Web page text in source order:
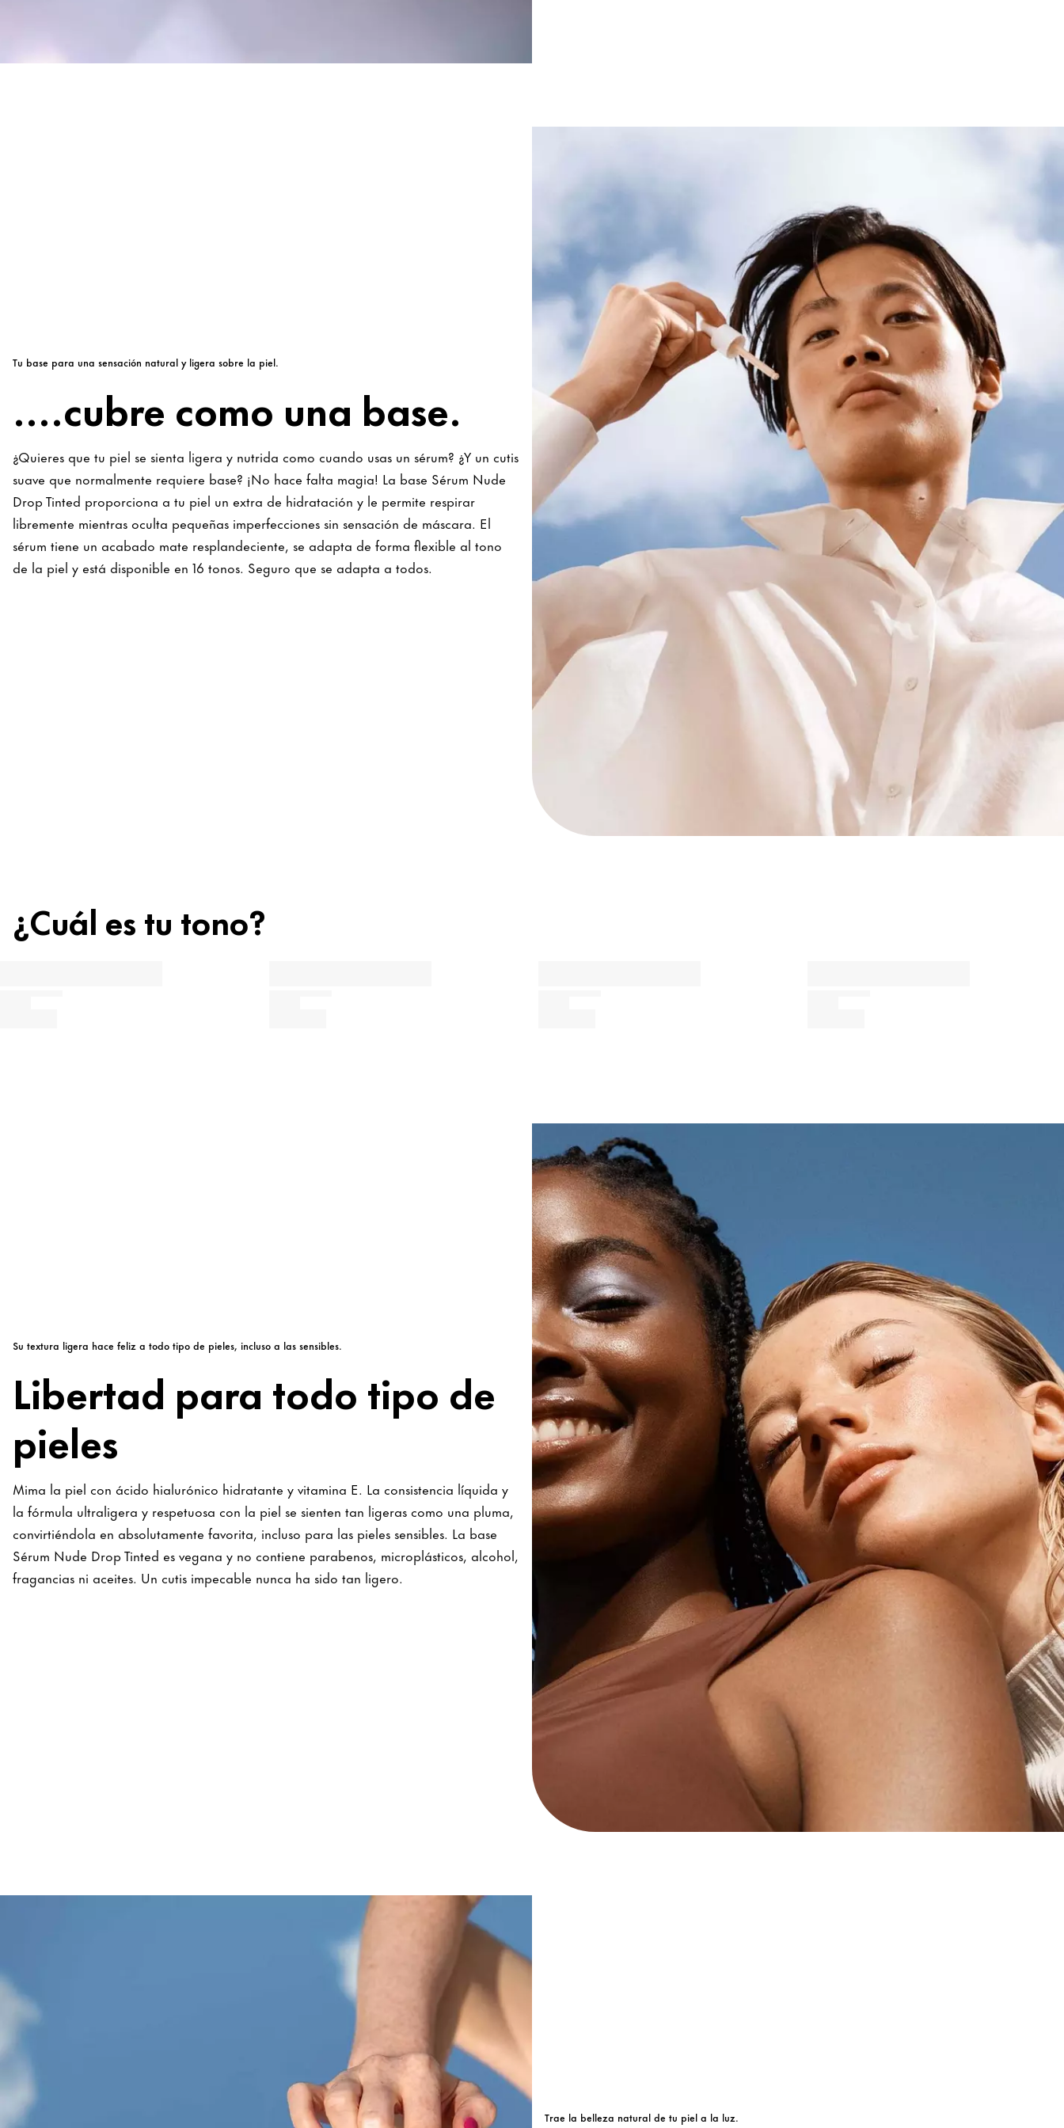
Tu base para una sensación natural y ligera sobre la piel.
....cubre como una base.
¿Quieres que tu piel se sienta ligera y nutrida como cuando usas un sérum? ¿Y un cutis
suave que normalmente requiere base? ¡No hace falta magia! La base Sérum Nude
Drop Tinted proporciona a tu piel un extra de hidratación y le permite respirar
libremente mientras oculta pequeñas imperfecciones sin sensación de máscara. El
sérum tiene un acabado mate resplandeciente, se adapta de forma flexible al tono
de la piel y está disponible en 16 tonos. Seguro que se adapta a todos.
¿Cuál es tu tono?
Su textura ligera hace feliz a todo tipo de pieles, incluso a las sensibles.
Libertad para todo tipo de
pieles
Mima la piel con ácido hialurónico hidratante y vitamina E. La consistencia líquida y
la fórmula ultraligera y respetuosa con la piel se sienten tan ligeras como una pluma,
convirtiéndola en absolutamente favorita, incluso para las pieles sensibles. La base
Sérum Nude Drop Tinted es vegana y no contiene parabenos, microplásticos, alcohol,
fragancias ni aceites. Un cutis impecable nunca ha sido tan ligero.
Trae la belleza natural de tu piel a la luz.